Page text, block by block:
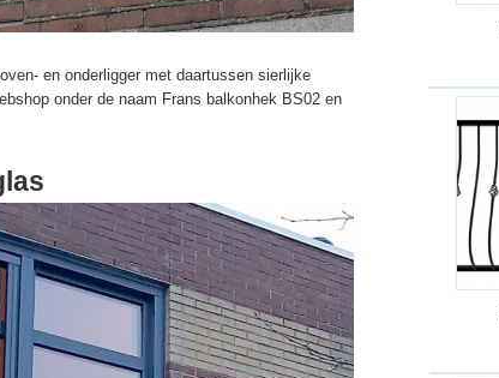
en onderligger met daartussen sierlijke
onder de naam Frans balkonhek BS02 en